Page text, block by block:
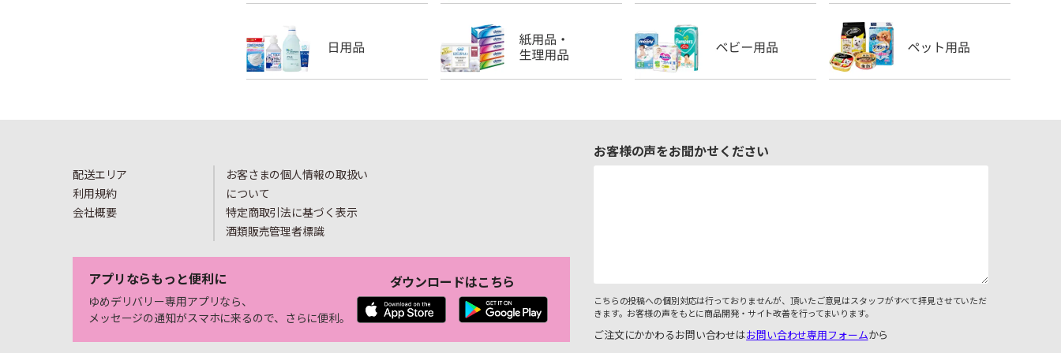
配送エリア
利用規約
会社概要
お客さまの個人情報の取扱い
について
特定商取引法に基づく表示
酒類販売管理者標識
アプリならもっと便利に
ゆめデリバリー専用アプリなら、
メッセージの通知がスマホに来るので、さらに便利。
ダウンロードはこちら
お客様の声をお聞かせください
こちらの投稿への個別対応は行っておりませんが、頂いたご意見はスタッフがすべて拝見させていただ
きます。お客様の声をもとに商品開発・サイト改善を行ってまいります。
ご注文にかかわるお問い合わせはお問い合わせ専用フォームから